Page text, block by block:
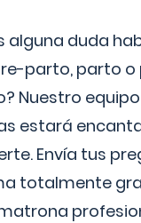
alguna duda
parto, parto
Nuestro
estará
Envía tus
totalmente